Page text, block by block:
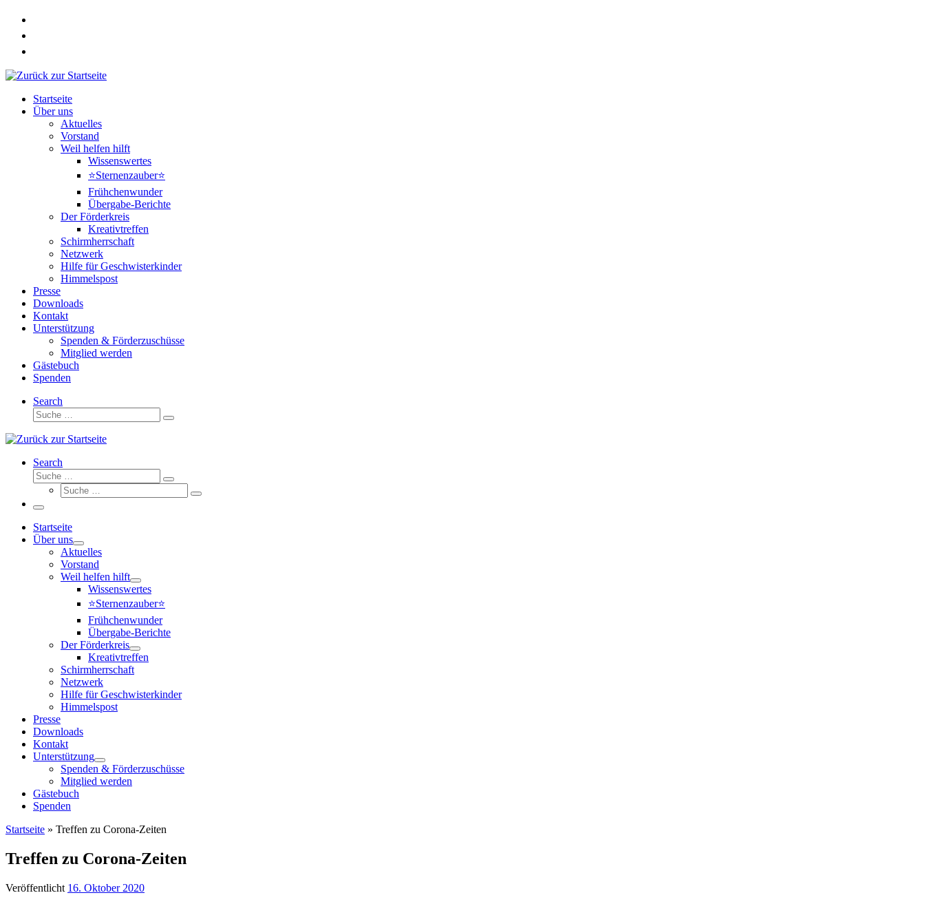
Zum
springen
Startseite
Über uns
Aktuelles
Vorstand
Weil helfen hilft
Wissenswertes
⭐Sternenzauber⭐
Frühchenwunder
Übergabe-Berichte
Der Förderkreis
Kreativtreffen
Schirmherrschaft
Netzwerk
Hilfe für Geschwisterkinder
Himmelspost
Presse
Downloads
Kontakt
Unterstützung
Spenden & Förderzuschüsse
Mitglied werden
Gästebuch
Spenden
Search
Suche
Suche
Search
Suche
Suche
Suche
Suche
Menü
Startseite
Über uns
Aktuelles
Vorstand
Weil helfen hilft
Wissenswertes
⭐Sternenzauber⭐
Frühchenwunder
Übergabe-Berichte
Der Förderkreis
Kreativtreffen
Schirmherrschaft
Netzwerk
Hilfe für Geschwisterkinder
Himmelspost
Presse
Downloads
Kontakt
Unterstützung
Spenden & Förderzuschüsse
Mitglied werden
Gästebuch
Spenden
Startseite » Treffen zu Corona-Zeiten
Treffen zu Corona-Zeiten
Veröffentlicht 16. Oktober 2020